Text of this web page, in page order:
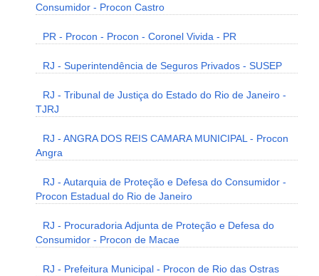
Consumidor - Procon Castro
PR - Procon - Procon - Coronel Vivida - PR
RJ - Superintendência de Seguros Privados - SUSEP
RJ - Tribunal de Justiça do Estado do Rio de Janeiro -
TJRJ
RJ - ANGRA DOS REIS CAMARA MUNICIPAL - Procon
Angra
RJ - Autarquia de Proteção e Defesa do Consumidor -
Procon Estadual do Rio de Janeiro
RJ - Procuradoria Adjunta de Proteção e Defesa do
Consumidor - Procon de Macae
RJ - Prefeitura Municipal - Procon de Rio das Ostras